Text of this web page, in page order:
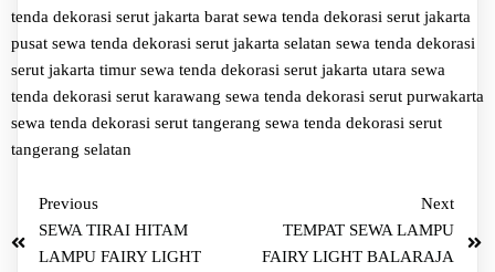
tenda dekorasi serut jakarta barat sewa tenda dekorasi serut jakarta
pusat sewa tenda dekorasi serut jakarta selatan sewa tenda dekorasi
serut jakarta timur sewa tenda dekorasi serut jakarta utara sewa
tenda dekorasi serut karawang sewa tenda dekorasi serut purwakarta
sewa tenda dekorasi serut tangerang sewa tenda dekorasi serut
tangerang selatan
Previous
SEWA TIRAI HITAM
LAMPU FAIRY LIGHT
Next
TEMPAT SEWA LAMPU
FAIRY LIGHT BALARAJA